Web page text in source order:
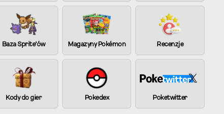
Baza Sprite’ów Magazyny Pokémon Recenzje
Kody do gier Pokedex Poketwitter